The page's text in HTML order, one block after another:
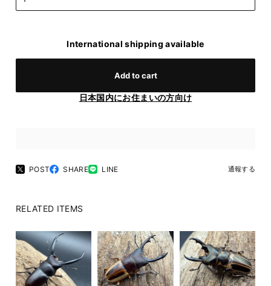
International shipping available
Add to cart
日本国内にお住まいの方向け
POST SHARE LINE 通報する
RELATED ITEMS